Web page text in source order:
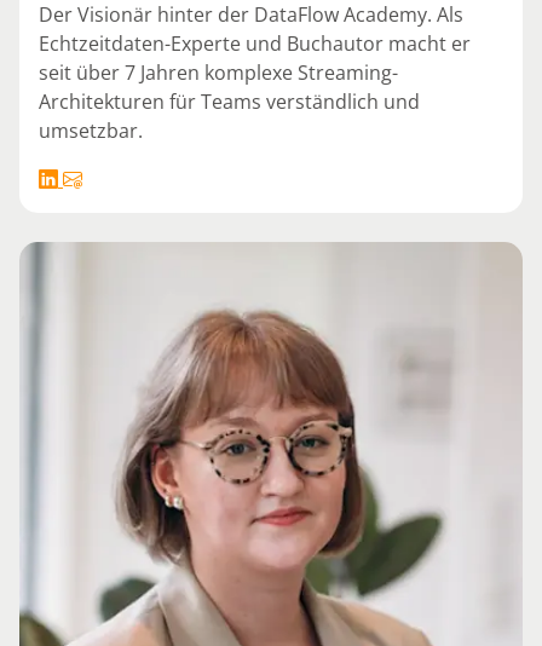
Der Visionär hinter der DataFlow Academy. Als
Echtzeitdaten-Experte und Buchautor macht er
seit über 7 Jahren komplexe Streaming-
Architekturen für Teams verständlich und
umsetzbar.